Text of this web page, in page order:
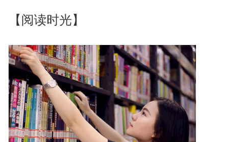
【阅读时光】